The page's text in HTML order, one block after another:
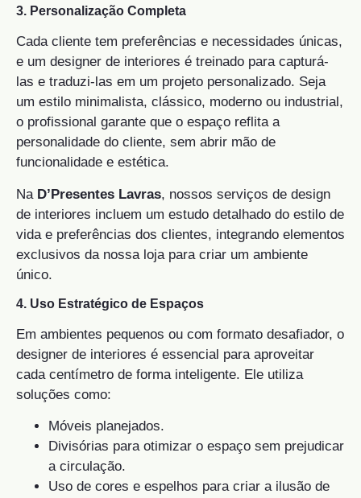
3. Personalização Completa
Cada cliente tem preferências e necessidades únicas,
e um designer de interiores é treinado para capturá-
las e traduzi-las em um projeto personalizado. Seja
um estilo minimalista, clássico, moderno ou industrial,
o profissional garante que o espaço reflita a
personalidade do cliente, sem abrir mão de
funcionalidade e estética.
Na D’Presentes Lavras, nossos serviços de design
de interiores incluem um estudo detalhado do estilo de
vida e preferências dos clientes, integrando elementos
exclusivos da nossa loja para criar um ambiente
único.
4. Uso Estratégico de Espaços
Em ambientes pequenos ou com formato desafiador, o
designer de interiores é essencial para aproveitar
cada centímetro de forma inteligente. Ele utiliza
soluções como:
Móveis planejados.
Divisórias para otimizar o espaço sem prejudicar
a circulação.
Uso de cores e espelhos para criar a ilusão de